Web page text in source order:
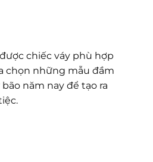
chiếc váy phù hợp
chọn những mẫu đầm
năm nay để tạo ra